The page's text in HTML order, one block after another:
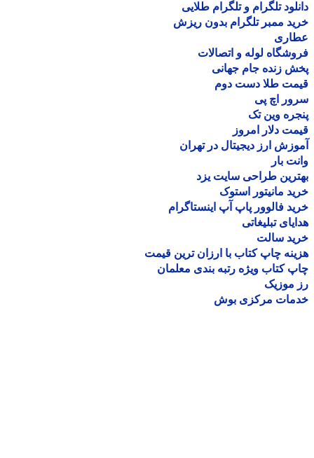
تلگرام و تلگرام طلایی
ممبر تلگرام بدون ریزش
لوله و اتصالات
زنده جام جهانی
طلا دست دوم
اچ پی
وین تک
دلار امروز
ارز دیجیتال در تهران
بار
طراحی سایت یزد
مانیتور استوک
فالوور پاپ آپ اینستاگرام
تبلیغاتی
سالت
چاپ کتاب با ارزان ترین قیمت
کتاب ویژه رتبه بندی معلمان
موزیک
مرکزی بوش